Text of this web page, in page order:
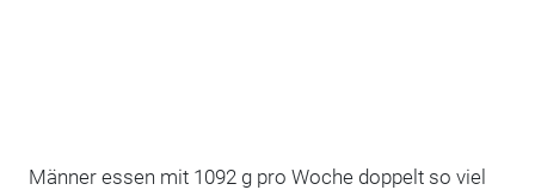
Männer essen mit 1092 g pro Woche doppelt so viel